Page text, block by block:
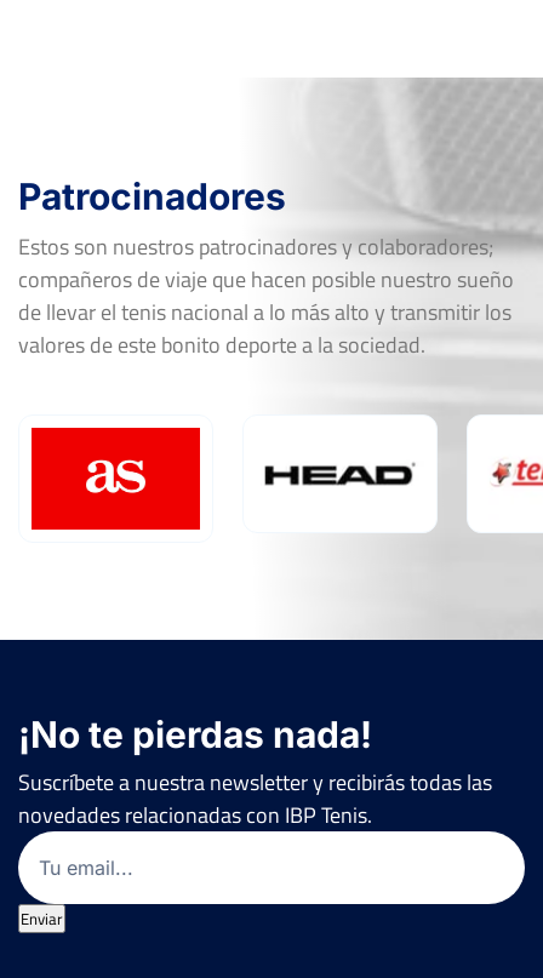
Patrocinadores
Estos son nuestros patrocinadores y colaboradores;
compañeros de viaje que hacen posible nuestro sueño
de llevar el tenis nacional a lo más alto y transmitir los
valores de este bonito deporte a la sociedad.
¡No te pierdas nada!
Suscríbete a nuestra newsletter y recibirás todas las
novedades relacionadas con IBP Tenis.
Email
Enviar